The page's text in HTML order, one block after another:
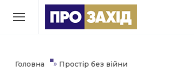
РУБРИКИ
Економіка
Головна » Простір без війни